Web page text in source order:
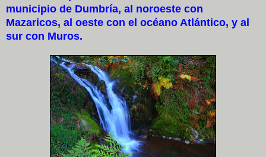
municipio de Dumbría, al noroeste con
Mazaricos, al oeste con el océano Atlántico, y al
sur con Muros.